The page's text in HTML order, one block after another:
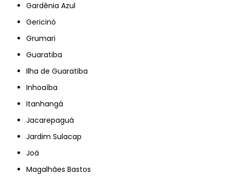
Gardênia Azul
Gericinó
Grumari
Guaratiba
Ilha de Guaratiba
Inhoaíba
Itanhangá
Jacarepaguá
Jardim Sulacap
Joá
Magalhães Bastos